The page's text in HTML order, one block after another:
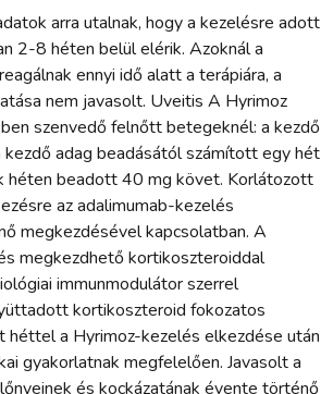
arra utalnak, hogy a kezelésre adott
2-8 héten belül elérik. Azoknál a
ennyi idő alatt a terápiára, a
nem javasolt. Uveitis A Hyrimoz
szenvedő felnőtt betegeknél: a kezdő
adag beadásától számított egy hét
héten beadott 40 mg követ. Korlátozott
az adalimumab-kezelés
megkezdésével kapcsolatban. A
megkezdhető kortikoszteroiddal
immunmodulátor szerrel
kortikoszteroid fokozatos
a Hyrimoz-kezelés elkezdése után
gyakorlatnak megfelelően. Javasolt a
és kockázatának évente történő